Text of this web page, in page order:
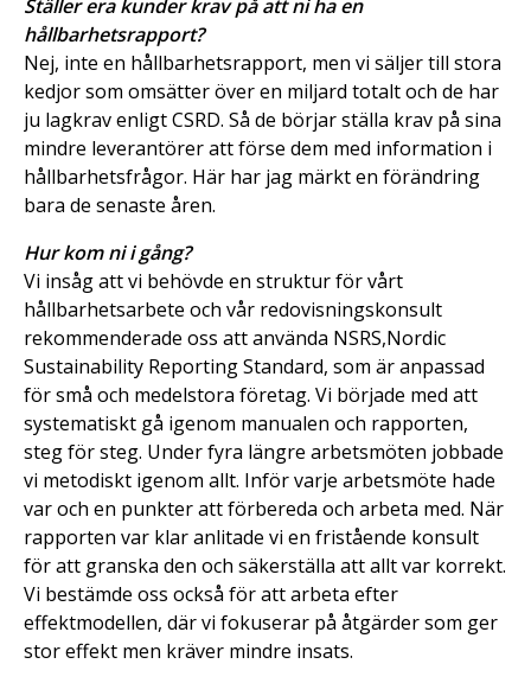
Ställer era kunder krav på att ni ha en
hållbarhetsrapport?
Nej, inte en hållbarhetsrapport, men vi säljer till stora
kedjor som omsätter över en miljard totalt och de har
ju lagkrav enligt CSRD. Så de börjar ställa krav på sina
mindre leverantörer att förse dem med information i
hållbarhetsfrågor. Här har jag märkt en förändring
bara de senaste åren.
Hur kom ni i gång?
Vi insåg att vi behövde en struktur för vårt
hållbarhetsarbete och vår redovisningskonsult
rekommenderade oss att använda NSRS,Nordic
Sustainability Reporting Standard, som är anpassad
för små och medelstora företag. Vi började med att
systematiskt gå igenom manualen och rapporten,
steg för steg. Under fyra längre arbetsmöten jobbade
vi metodiskt igenom allt. Inför varje arbetsmöte hade
var och en punkter att förbereda och arbeta med. När
rapporten var klar anlitade vi en fristående konsult
för att granska den och säkerställa att allt var korrekt.
Vi bestämde oss också för att arbeta efter
effektmodellen, där vi fokuserar på åtgärder som ger
stor effekt men kräver mindre insats.